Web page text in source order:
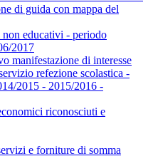
di guida con mappa del
educativi - periodo
2017
manifestazione di interesse
refezione scolastica -
2015 - 2015/2016 -
riconosciuti e
e forniture di somma